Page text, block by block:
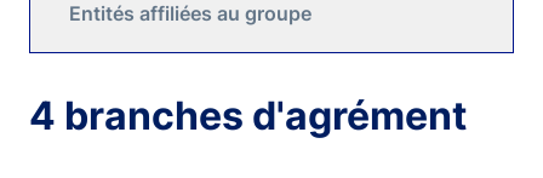
Entités affiliées au groupe
4 branches d'agrément